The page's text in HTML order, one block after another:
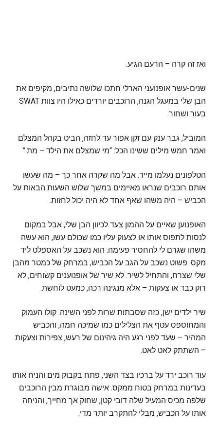
ואז זה קרה – הרעם הגיע.
שנים-עשר אופנועני הארלי חתכו שלושה נתיבים, מקיפים את
הבן שלי במעגל הגנה, הרוכבים יורדים כאילו היו צוות SWAT
בעור ושחור.
המוביל, גבר ענק עם זקן אפור עד לחזה, הביט בקהל המצלם
ואמר חמש מילים ששינו הכל: “מי שמצלם את הילד – מת.”
הטלפונים נעלמו מייד. אבל מה שקרה אחר כך – מה שעשו
אותם רוכבים שנראו מאיימים במשך שלוש השעות הבאות על
הכביש – היה משהו שאף אחד לא היה יכול לחזות.
האופנוען שאיים על ההמון צעד לכיוון הבן שלי, אבל במקום
לנסות לתפוס אותו או לצעוק עליו כמו שכולם עשו, הוא עשה
משהו שגרם לי להחסיר פעימה. הוא נשכב על האספלט ליד
מקס. פשוט נשכב על הגב על הכביש, במרחק של כמטר מהבן
שלי שצרח, והתחיל לשיר. לא שיר של אופנוענים קשוחים, לא
רוק כבד או צעקות – אלא מנגינה רכה, כמעט לוחשת.
שיר ילדים ישן, כזה שסבתות שרות לפני השינה. קולו העמוק
והמחוספס עטף את הצלילים כמו שמיכה חמה, והכביש
המהיר – שעד לפני רגע היה גיהינום של רעש, צפירות וצעקות
– השתתק לאט לאט.
עוד רוכב ירד על ברכיו בצד השני, פתח בקבוק מים והניח אותו
בעדינות במרחק בטוח ממקס. אישה מבוגרת מבין הרוכבים
שלפה מכיס המעיל שלה דובי קטן, שחוק אך מחייך, והניחה
אותו על הכביש, מבלי להתקרב יותר מדי.